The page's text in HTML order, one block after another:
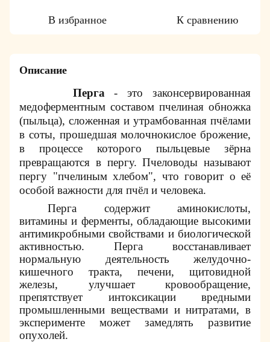
В избранное К сравнению
Описание
Перга - это законсервированная
медоферментным составом пчелиная обножка
(пыльца), сложенная и утрамбованная пчёлами
в соты, прошедшая молочнокислое брожение,
в процессе которого пыльцевые зёрна
превращаются в пергу. Пчеловоды называют
пергу "пчелиным хлебом", что говорит о её
особой важности для пчёл и человека.
Перга содержит аминокислоты,
витамины и ферменты, обладающие высокими
антимикробными свойствами и биологической
активностью. Перга восстанавливает
нормальную деятельность желудочно-
кишечного тракта, печени, щитовидной
железы, улучшает кровообращение,
препятствует интоксикации вредными
промышленными веществами и нитратами, в
эксперименте может замедлять развитие
опухолей.